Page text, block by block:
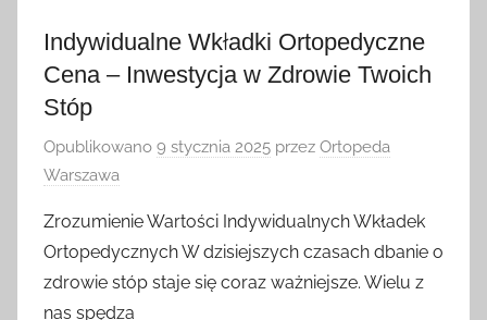
Indywidualne Wkładki Ortopedyczne
Cena – Inwestycja w Zdrowie Twoich
Stóp
Opublikowano 9 stycznia 2025 przez Ortopeda
Warszawa
Zrozumienie Wartości Indywidualnych Wkładek
Ortopedycznych W dzisiejszych czasach dbanie o
zdrowie stóp staje się coraz ważniejsze. Wielu z
nas spędza